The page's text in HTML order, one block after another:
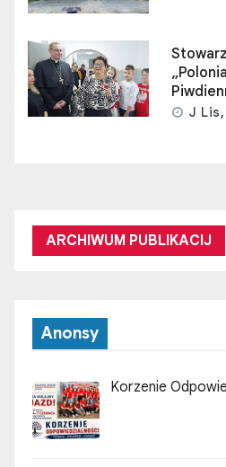
J
ARCHIWUM PUBLIKACIJ
Anonsy
Korzenie